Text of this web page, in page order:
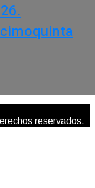
reservados.